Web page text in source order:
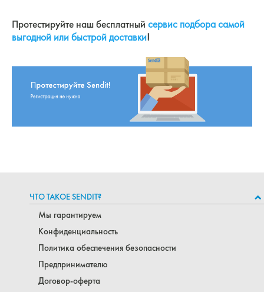
ЧТО ТАКОЕ SENDIT?
Мы гарантируем
Конфиденциальность
Политика обеспечения безопасности
Предпринимателю
Договор-оферта
Протестируйте наш бесплатный сервис подбора самой
выгодной или быстрой доставки!